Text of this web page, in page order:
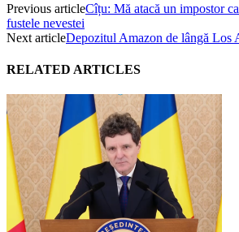
Previous articleCîțu: Mă atacă un impostor
fustele nevestei
Next articleDepozitul Amazon de lângă Los
RELATED ARTICLES